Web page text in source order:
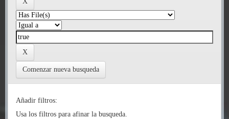
Comenzar nueva busqueda
Añadir filtros:
Usa los filtros para afinar la busqueda.